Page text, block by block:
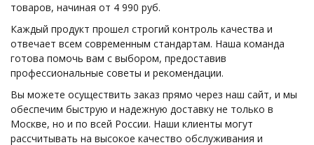
товаров, начиная от 4 990 руб.
Каждый продукт прошел строгий контроль качества и
отвечает всем современным стандартам. Наша команда
готова помочь вам с выбором, предоставив
профессиональные советы и рекомендации.
Вы можете осуществить заказ прямо через наш сайт, и мы
обеспечим быструю и надежную доставку не только в
Москве, но и по всей России. Наши клиенты могут
рассчитывать на высокое качество обслуживания и